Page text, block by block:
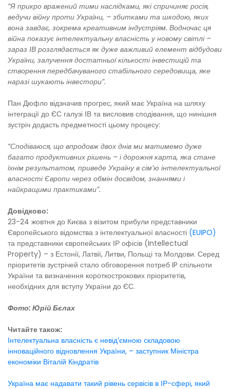
“Я прикро вражений тими наслідками, які спричиняє росія,
ведучи війну проти України, – збитками та шкодою, яких
вона завдає, зокрема креативним індустріям. Водночас ця
війна показує інтелектуальну власність у новому світлі –
зараз ІВ розглядається як дуже важливий елемент відбудови
України, залучення достатньої кількості інвестицій та
створення передбачуваного стабільного середовища, яке
наразі шукають інвестори”.
Пан Дюфло відзначив прогрес, який має Україна на шляху
інтеграції до ЄС галузі ІВ та висловив сподівання, що нинішня
зустріч додасть предметності цьому процесу:
“Сподіваюся, що впродовж двох днів ми матимемо дуже
багато продуктивних рішень – і дорожня карта, яка стане
їхнім результатом, приведе Україну в сім’ю інтелектуальної
власності Європи через обмін досвідом, знаннями і
найкращими практиками”.
Довідково:
23-24 жовтня до Києва з візитом прибули представники
Європейського відомства з інтелектуальної власності (EUIPO)
та представники європейських ІР офісів (Intellectual
Property) – з Естонії, Латвії, Литви, Польщі та Молдови. Серед
пріоритетів зустрічей стало обговорення потреб IP спільноти
України та визначення короткострокових пріоритетів,
необхідних для вступу України до ЄС.
Фото: Юрій Бєлах
Читайте також:
Інтелектуальна власність є невід’ємною складовою
інноваційного відновлення України, – заступник Міністра
економіки Віталій Кіндратів
Україна має надавати такий рівень сервісів в ІР-сфері, який